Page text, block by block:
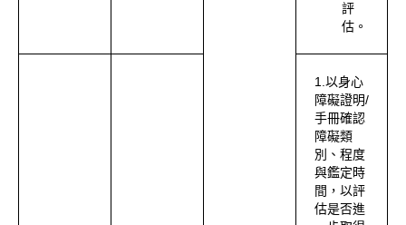
評
估。
1.以身心
障礙證明/
手冊確認
障礙類
別、程度
與鑑定時
間，以評
估是否進